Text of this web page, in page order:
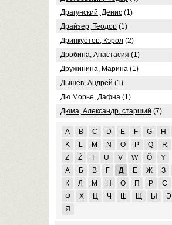
Драгунский, Денис (1)
Драйзер, Теодор (1)
Дринкуотер, Кэрол (2)
Дробина, Анастасия (1)
Дружинина, Марина (1)
Дышев, Андрей (1)
Дю Морье, Дафна (1)
Дюма, Александр, старший (7)
A B C D E F G H
K
L M N O P Q R
Z
Ž T U V W Õ
Y
А
Б В Г Д Е Ж З
К
Л М Н О П Р С
Ф
Х Ц Ч Ш Щ Ы Э
Я